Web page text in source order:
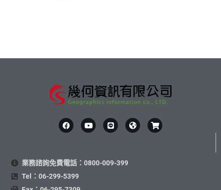
業務諮詢免費電話：0800-009-399
Tel：06-299-5399